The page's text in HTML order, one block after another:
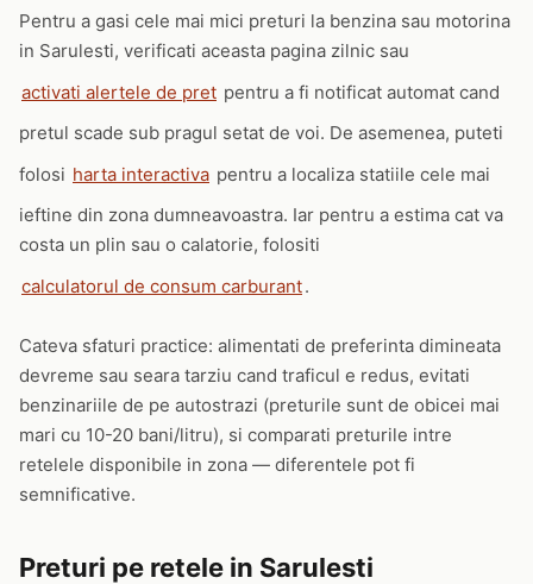
Pentru a gasi cele mai mici preturi la benzina sau motorina
in Sarulesti, verificati aceasta pagina zilnic sau
activati alertele de pret pentru a fi notificat automat cand
pretul scade sub pragul setat de voi. De asemenea, puteti
folosi harta interactiva pentru a localiza statiile cele mai
ieftine din zona dumneavoastra. Iar pentru a estima cat va
costa un plin sau o calatorie, folositi
calculatorul de consum carburant.
Cateva sfaturi practice: alimentati de preferinta dimineata
devreme sau seara tarziu cand traficul e redus, evitati
benzinariile de pe autostrazi (preturile sunt de obicei mai
mari cu 10-20 bani/litru), si comparati preturile intre
retelele disponibile in zona — diferentele pot fi
semnificative.
Preturi pe retele in Sarulesti